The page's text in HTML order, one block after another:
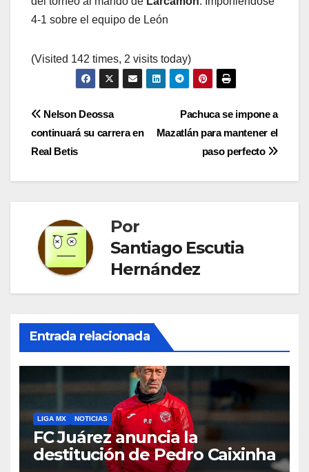
4-1 sobre el equipo de León
(Visited 142 times, 2 visits today)
Navegación
de
entradas
Pachuca se impone a
Mazatlán para mantener el
paso perfecto
Nelson Deossa
continuará su carrera en
Real Betis
Por
Santiago Escutia
Hernández
Entrada relacionada
LIGA MX NOTICIAS
FC Juárez anuncia la
destitución de Pedro Caixinha